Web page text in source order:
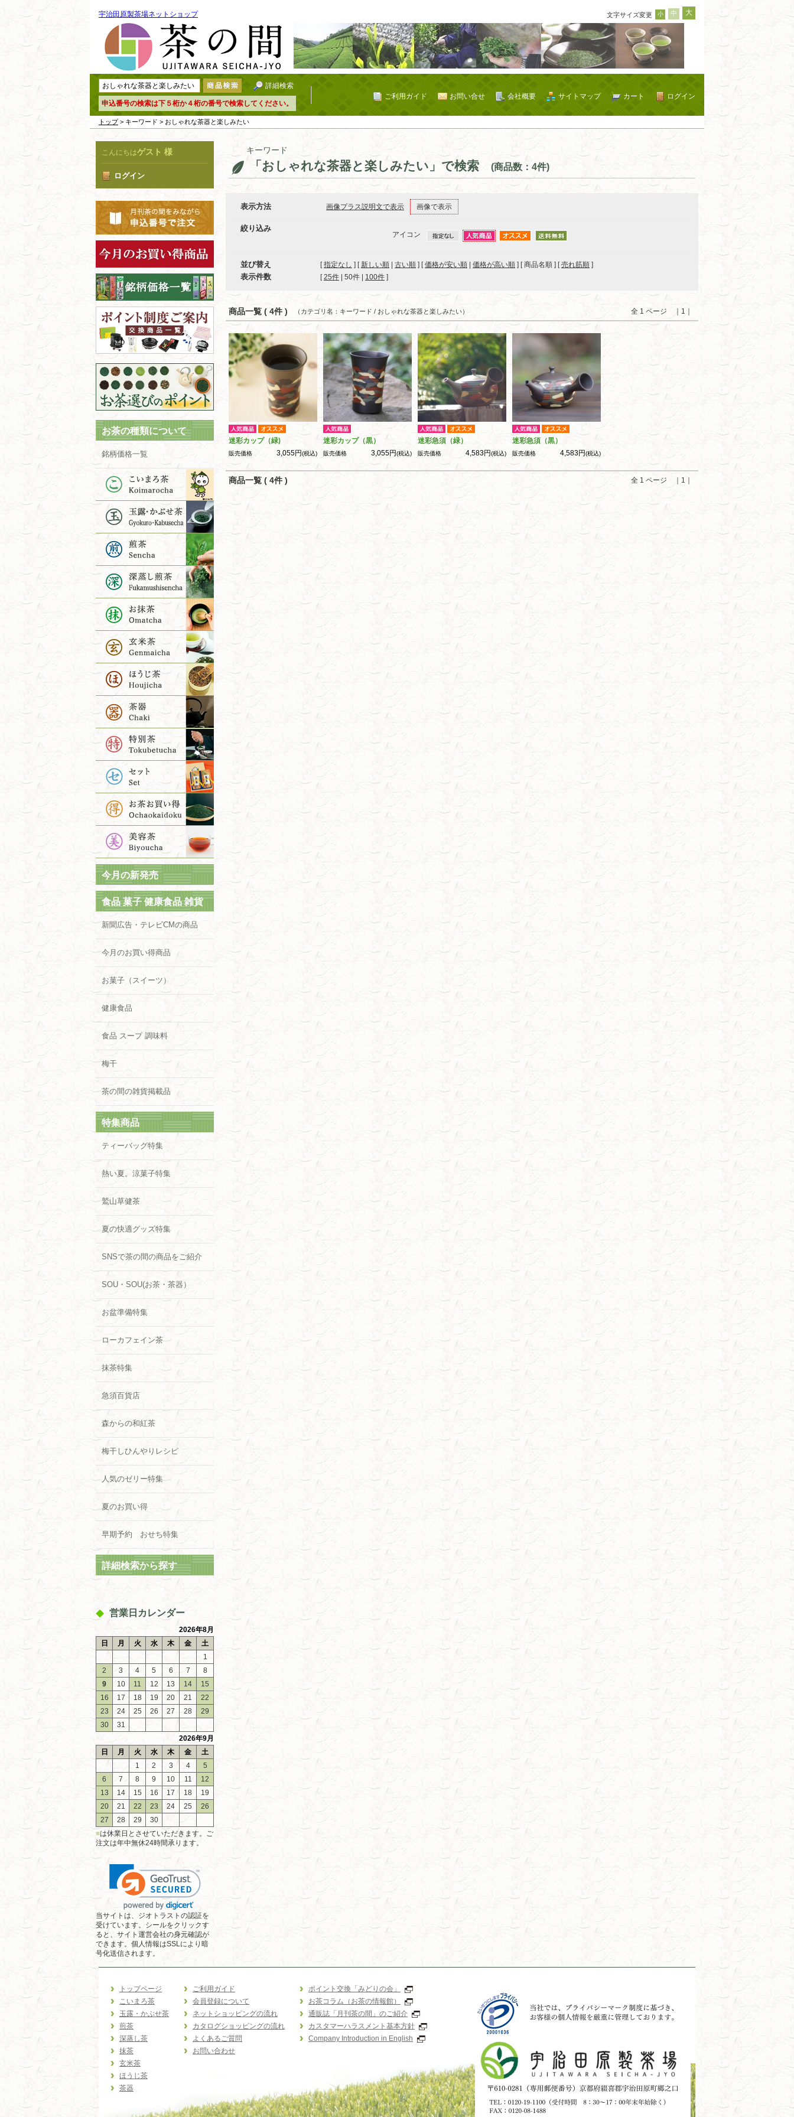
宇治田原製茶場ネットショップ 文字サイズ変更 小 中 大
詳細検索
申込番号の検索は下５桁か４桁の番号で検索してください。
ログイン
カート
サイトマップ
会社概要
お問い合せ
ご利用ガイド
トップ> キーワード > おしゃれな茶器と楽しみたい
こんにちはゲスト 様
ログイン
お茶の種類について
銘柄価格一覧
今月の新発売
食品 菓子 健康食品 雑貨
新聞広告・テレビCMの商品
今月のお買い得商品
お菓子（スイーツ）
健康食品
食品 スープ 調味料
梅干
茶の間の雑貨掲載品
特集商品
ティーバッグ特集
熱い夏。涼菓子特集
鷲山草健茶
夏の快適グッズ特集
SNSで茶の間の商品をご紹介
SOU・SOU(お茶・茶器）
お盆準備特集
ローカフェイン茶
抹茶特集
急須百貨店
森からの和紅茶
梅干しひんやりレシピ
人気のゼリー特集
夏のお買い得
早期予約 おせち特集
詳細検索から探す
営業日カレンダー
2026年8月
日
月 火 水 木 金
土
1
2
3 4 5 6 7
8
9
10 11 12 13 14
15
16
17 18 19 20 21
22
23
24 25 26 27 28
29
30
31
2026年9月
日
月 火 水 木 金
土
1
2 3 4
5
6
7 8 9 10 11
12
13
14 15 16 17 18
19
20
21 22 23 24 25
26
27
28 29
30
■は休業日とさせていただきます。ご
注文は年中無休24時間承ります。
当サイトは、ジオトラストの認証を
受けています。シールをクリックす
ると、サイト運営会社の身元確認が
できます。個人情報はSSLにより暗
号化送信されます。
キーワード
「おしゃれな茶器と楽しみたい」で検索 (商品数：4件)
表示方法 画像プラス説明文で表示 画像で表示
絞り込み
アイコン
並び替え [指定なし ] [ 新しい順 古い順 ] [価格が安い順 価格が高い順 ] [ 商品名順 ] [売れ筋順 ]
表示件数 [ 25件 50件 100件 ]
商品一覧 ( 4件 ) 全 1 ページ ｜1｜
（カテゴリ名：キーワード / おしゃれな茶器と楽しみたい）
迷彩カップ（緑)
販売価格 3,055円(税込)
迷彩カップ（黒）
販売価格 3,055円(税込)
迷彩急須（緑）
販売価格 4,583円(税込)
迷彩急須（黒）
販売価格 4,583円(税込)
商品一覧 ( 4件 ) 全 1 ページ ｜1｜
トップページ
こいまろ茶
玉露・かぶせ茶
煎茶
深蒸し茶
抹茶
玄米茶
ほうじ茶
茶器
ご利用ガイド
会員登録について
ネットショッピングの流れ
カタログショッピングの流れ
よくあるご質問
お問い合わせ
ポイント交換「みどりの会」
お茶コラム（お茶の情報館）
通販誌「月刊茶の間」のご紹介
カスタマーハラスメント基本方針
Company Introduction in English